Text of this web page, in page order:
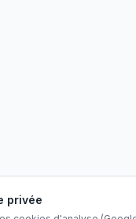
privée